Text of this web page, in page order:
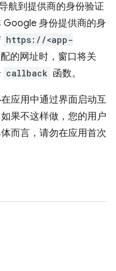
航到提供商的身份验证
Google 身份提供商的身
https://<app-
的网址时，窗口将关
callback 函数。
应用中通过界面启动互
果不这样做，您的用户
而言，请勿在应用首次